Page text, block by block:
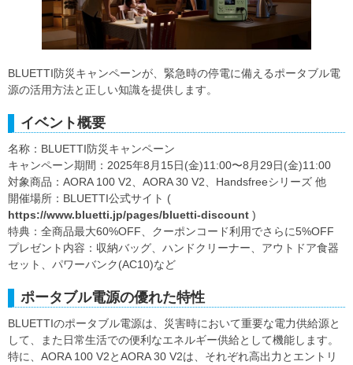
BLUETTI防災キャンペーンが、緊急時の停電に備えるポータブル電
源の活用方法と正しい知識を提供します。
イベント概要
名称：BLUETTI防災キャンペーン
キャンペーン期間：2025年8月15日(金)11:00〜8月29日(金)11:00
対象商品：AORA 100 V2、AORA 30 V2、Handsfreeシリーズ 他
開催場所：BLUETTI公式サイト (
https://www.bluetti.jp/pages/bluetti-discount )
特典：全商品最大60%OFF、クーポンコード利用でさらに5%OFF
プレゼント内容：収納バッグ、ハンドクリーナー、アウトドア食器
セット、パワーバンク(AC10)など
ポータブル電源の優れた特性
BLUETTIのポータブル電源は、災害時において重要な電力供給源と
して、また日常生活での便利なエネルギー供給として機能します。
特に、AORA 100 V2とAORA 30 V2は、それぞれ高出力とエントリ